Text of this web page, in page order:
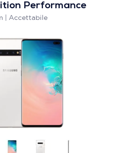
Performance
| Accettabile